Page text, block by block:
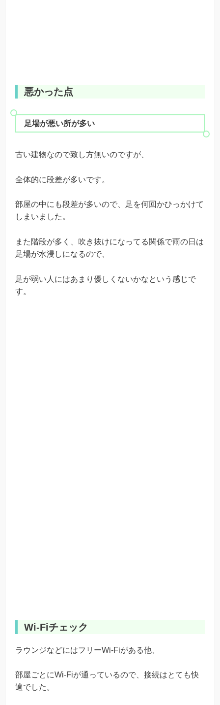
悪かった点
足場が悪い所が多い
古い建物なので致し方無いのですが、
全体的に段差が多いです。
部屋の中にも段差が多いので、足を何回かひっかけて
しまいました。
また階段が多く、吹き抜けになってる関係で雨の日は
足場が水浸しになるので、
足が弱い人にはあまり優しくないかなという感じで
す。
Wi-Fiチェック
ラウンジなどにはフリーWi-Fiがある他、
部屋ごとにWi-Fiが通っているので、接続はとても快
適でした。